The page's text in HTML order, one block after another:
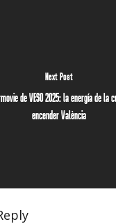
Next Post
de VESO 2025: la energía de la
encender València